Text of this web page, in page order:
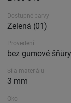
Dostupné barvy
Zelená (01)
Provedení
bez gumové šňůry
Síla materiálu
3 mm
Oko